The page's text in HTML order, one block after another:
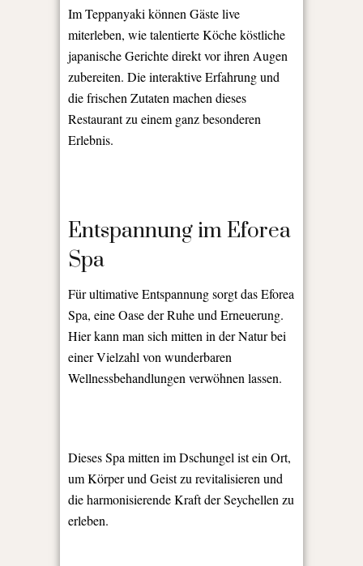
Im Teppanyaki können Gäste live
miterleben, wie talentierte Köche köstliche
japanische Gerichte direkt vor ihren Augen
zubereiten. Die interaktive Erfahrung und
die frischen Zutaten machen dieses
Restaurant zu einem ganz besonderen
Erlebnis.
Entspannung im Eforea
Spa
Für ultimative Entspannung sorgt das Eforea
Spa, eine Oase der Ruhe und Erneuerung.
Hier kann man sich mitten in der Natur bei
einer Vielzahl von wunderbaren
Wellnessbehandlungen verwöhnen lassen.
Dieses Spa mitten im Dschungel ist ein Ort,
um Körper und Geist zu revitalisieren und
die harmonisierende Kraft der Seychellen zu
erleben.